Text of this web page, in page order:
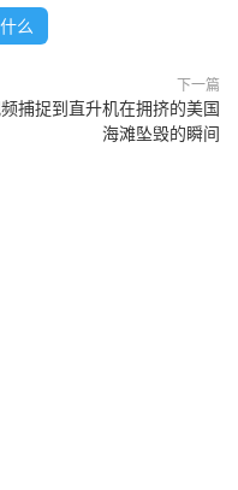
么
下一篇
捕捉到直升机在拥挤的美国
海滩坠毁的瞬间